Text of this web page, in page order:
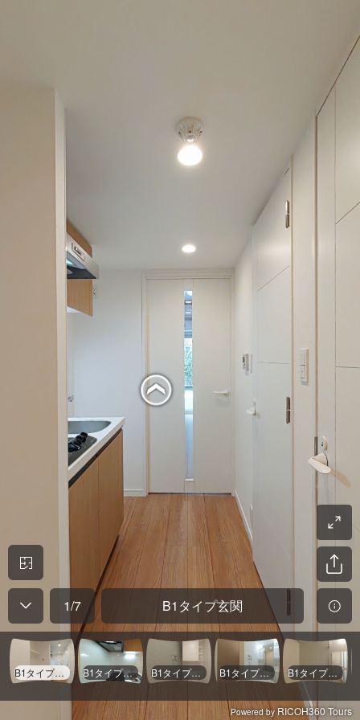
1/7 B1タイプ玄関
B1タイプ玄関 B1タイプキッチン B1タイプトイレ B1タイプパウダールーム B1タイプバスルーム
Powered byRICOH360 Tours